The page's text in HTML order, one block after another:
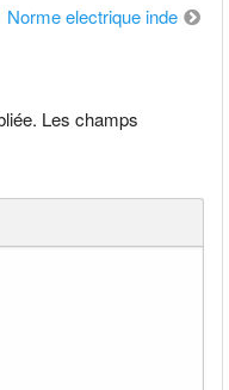
Norme electrique inde
Les champs